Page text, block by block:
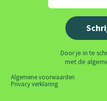
Door je in te
met de
Algemene voorwaarden
Privacy verklaring